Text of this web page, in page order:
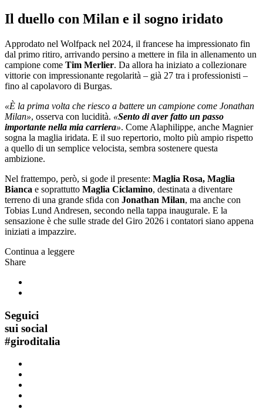
Il duello con Milan e il sogno iridato
Approdato nel Wolfpack nel 2024, il francese ha impressionato fin
dal primo ritiro, arrivando persino a mettere in fila in allenamento un
campione come Tim Merlier. Da allora ha iniziato a collezionare
vittorie con impressionante regolarità – già 27 tra i professionisti –
fino al capolavoro di Burgas.
«È la prima volta che riesco a battere un campione come Jonathan
Milan», osserva con lucidità. «Sento di aver fatto un passo
importante nella mia carriera». Come Alaphilippe, anche Magnier
sogna la maglia iridata. E il suo repertorio, molto più ampio rispetto
a quello di un semplice velocista, sembra sostenere questa
ambizione.
Nel frattempo, però, si gode il presente: Maglia Rosa, Maglia
Bianca e soprattutto Maglia Ciclamino, destinata a diventare
terreno di una grande sfida con Jonathan Milan, ma anche con
Tobias Lund Andresen, secondo nella tappa inaugurale. E la
sensazione è che sulle strade del Giro 2026 i contatori siano appena
iniziati a impazzire.
Continua a leggere
Share
Seguici
sui social
#giroditalia